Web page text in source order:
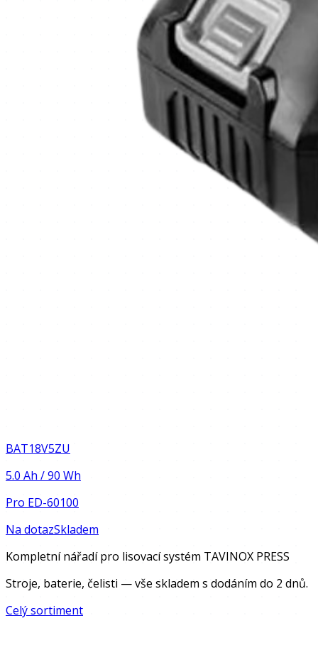
BAT18V5ZU
5.0 Ah / 90 Wh
Pro ED-60100
Na dotazSkladem
Kompletní nářadí pro lisovací systém TAVINOX PRESS
Stroje, baterie, čelisti — vše skladem s dodáním do 2 dnů.
Celý sortiment